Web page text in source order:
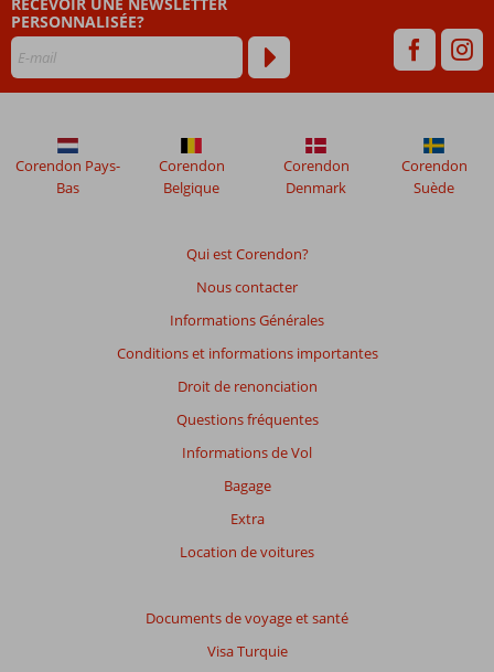
RECEVOIR UNE NEWSLETTER
PERSONNALISÉE?
Qui est Corendon?
Nous contacter
Informations Générales
Conditions et informations importantes
Droit de renonciation
Questions fréquentes
Informations de Vol
Bagage
Extra
Location de voitures
Documents de voyage et santé
Visa Turquie
Corendon Pays-
Bas
Corendon
Belgique
Corendon
Denmark
Corendon
Suède